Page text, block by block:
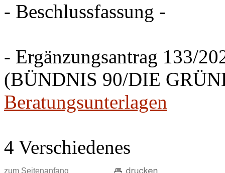
- Beschlussfassung -
- Ergänzungsantrag 133/
(BÜNDNIS 90/DIE
Beratungsunterlagen
4 Verschiedenes
zum Seitenanfang